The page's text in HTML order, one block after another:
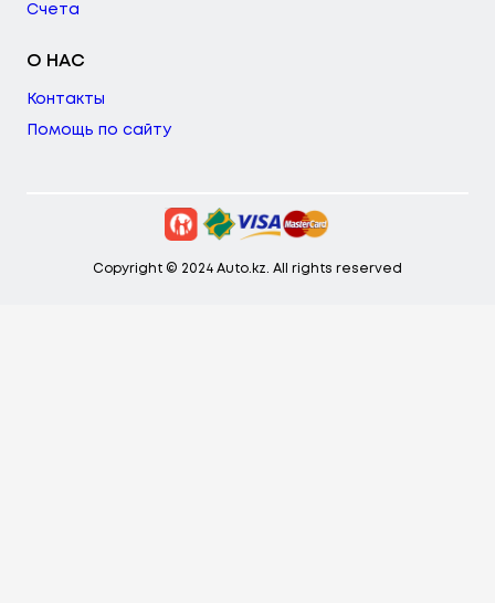
Счета
О НАС
Контакты
Помощь по сайту
Copyright © 2024 Auto.kz. All rights reserved